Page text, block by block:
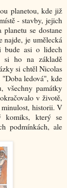
planetou, kde již
- stavby, jejich
se dostane
najde, je umělecká
bude asi o lidech
si ho na základě
si chtěl Nicolas
ledová", kde
všechny památky
v životě,
minulost, historii. V
komiks, který se
podmínkách, ale